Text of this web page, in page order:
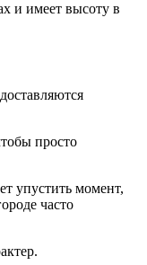
и имеет высоту в
просто
упустить момент,
часто